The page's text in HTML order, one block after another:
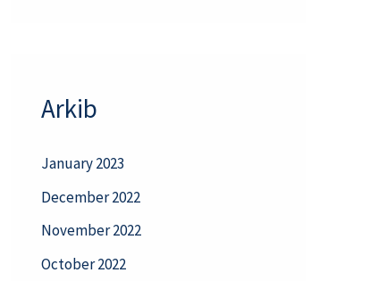
Arkib
January 2023
December 2022
November 2022
October 2022